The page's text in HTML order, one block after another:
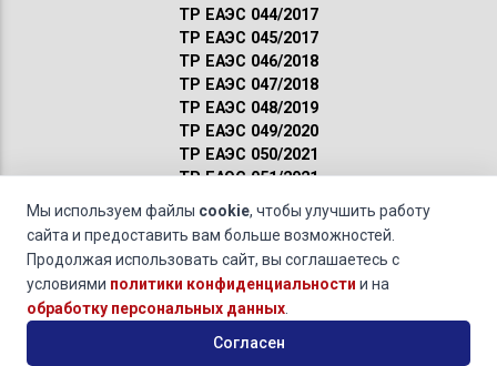
ТР ЕАЭС 044/2017
ТР ЕАЭС 045/2017
ТР ЕАЭС 046/2018
ТР ЕАЭС 047/2018
ТР ЕАЭС 048/2019
ТР ЕАЭС 049/2020
ТР ЕАЭС 050/2021
ТР ЕАЭС 051/2021
Сертификация ГОСТ
Санитарные нормы
© 2011-2026 · Обращаясь к нам, вы даете своесогласие на
обработку персональных данных
Мы используем файлы cookie, чтобы улучшить работу
сайта и предоставить вам больше возможностей.
Продолжая использовать сайт, вы соглашаетесь с
условиями политики конфиденциальности и на
обработку персональных данных
Согласен